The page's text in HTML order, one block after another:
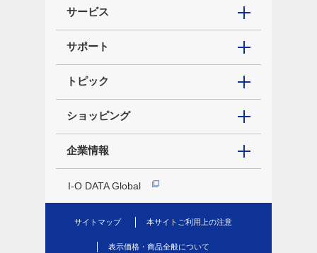
サービス
サポート
トピック
ショッピング
企業情報
I-O DATA Global
サイトマップ 本サイトご利用上の注意
表示価格・商品全般について